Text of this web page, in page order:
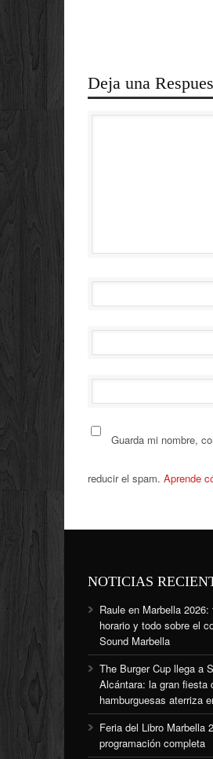
Deja una
Guarda mi nombre,
reducir el spam. Aprende
NOTICIAS
Raule en Marbella
horario y todo sobre el
Sound Marbella
The Burger Cup llega a
Alcántara: la gran fiesta
hamburguesas aterriza
Feria del Libro Marbella
programación completa